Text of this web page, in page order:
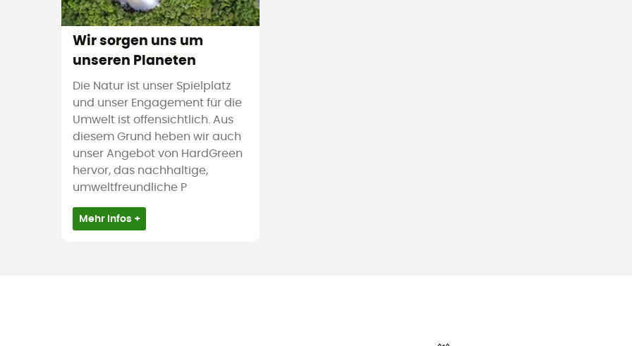
Wir sorgen uns um
unseren Planeten
Die Natur ist unser Spielplatz
und unser Engagement für die
Umwelt ist offensichtlich. Aus
diesem Grund heben wir auch
unser Angebot von HardGreen
hervor, das nachhaltige,
umweltfreundliche P
Mehr Infos +